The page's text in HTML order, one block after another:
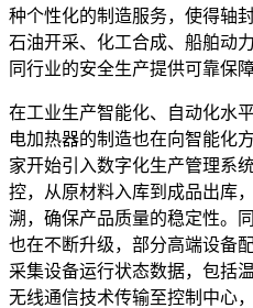
种个性化的制造服务，使得轴
石油开采、化工合成、船舶动
同行业的安全生产提供可靠保障
在工业生产智能化、自动化水
电加热器的制造也在向智能化
家开始引入数字化生产管理系
控，从原材料入库到成品出库
溯，确保产品质量的稳定性。
也在不断升级，部分高端设备
采集设备运行状态数据，包括
无线通信技术传输至控制中心